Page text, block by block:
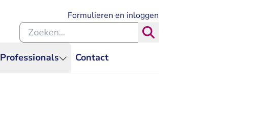
Professionals Contact
Formulieren en inloggen
Zoeken binnen de Rechtspraak